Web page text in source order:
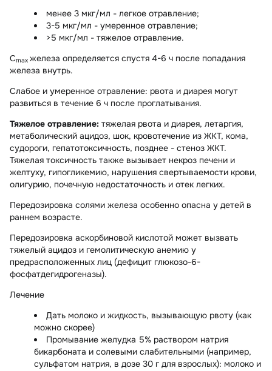
менее 3 мкг/мл - легкое отравление;
3-5 мкг/мл - умеренное отравление;
>5 мкг/мл - тяжелое отравление.
Cmax железа определяется спустя 4-6 ч после попадания
железа внутрь.
Слабое и умеренное отравление: рвота и диарея могут
развиться в течение 6 ч после проглатывания.
Тяжелое отравление: тяжелая рвота и диарея, летаргия,
метаболический ацидоз, шок, кровотечение из ЖКТ, кома,
судороги, гепатотоксичность, позднее - стеноз ЖКТ.
Тяжелая токсичность также вызывает некроз печени и
желтуху, гипогликемию, нарушения свертываемости крови,
олигурию, почечную недостаточность и отек легких.
Передозировка солями железа особенно опасна у детей в
раннем возрасте.
Передозировка аскорбиновой кислотой может вызвать
тяжелый ацидоз и гемолитическую анемию у
предрасположенных лиц (дефицит глюкозо-6-
фосфатдегидрогеназы).
Лечение
Дать молоко и жидкость, вызывающую рвоту (как
можно скорее)
Промывание желудка 5% раствором натрия
бикарбоната и солевыми слабительными (например,
сульфатом натрия, в дозе 30 г для взрослых): молоко и